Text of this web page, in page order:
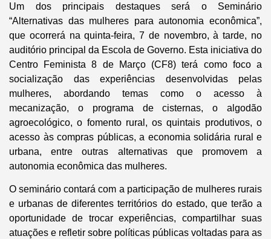
Um dos principais destaques será o Seminário
“Alternativas das mulheres para autonomia econômica”,
que ocorrerá na quinta-feira, 7 de novembro, à tarde, no
auditório principal da Escola de Governo. Esta iniciativa do
Centro Feminista 8 de Março (CF8) terá como foco a
socialização das experiências desenvolvidas pelas
mulheres, abordando temas como o acesso à
mecanização, o programa de cisternas, o algodão
agroecológico, o fomento rural, os quintais produtivos, o
acesso às compras públicas, a economia solidária rural e
urbana, entre outras alternativas que promovem a
autonomia econômica das mulheres.
O seminário contará com a participação de mulheres rurais
e urbanas de diferentes territórios do estado, que terão a
oportunidade de trocar experiências, compartilhar suas
atuações e refletir sobre políticas públicas voltadas para as